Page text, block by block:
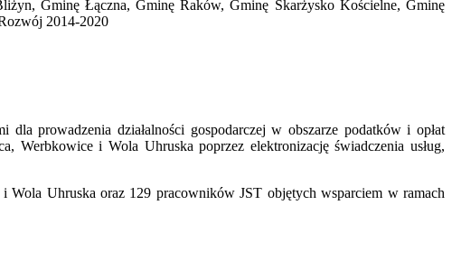
Gminę Łączna, Gminę Raków, Gminę Skarżysko Kościelne, Gminę
2014-2020
prowadzenia działalności gospodarczej w obszarze podatków i opłat
Werbkowice i Wola Uhruska poprzez elektronizację świadczenia usług,
Uhruska oraz 129 pracowników JST objętych wsparciem w ramach